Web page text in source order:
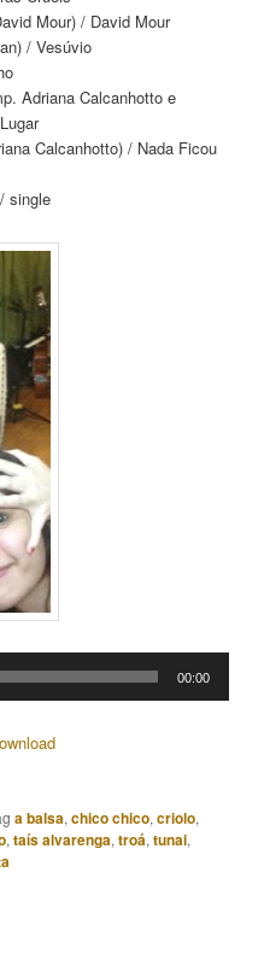
Mour) / David Mour
/ Vesúvio
Adriana Calcanhotto e
Calcanhotto) / Nada Ficou
single
00:00
a balsa,chico chico,criolo,
,taís alvarenga,troá,tunai,